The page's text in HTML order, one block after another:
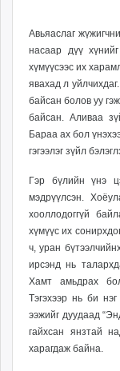
unuudur.mn
isee.mn
mglradio.com
fact.mn
itoim.mn
tumen.mn
shuum.mn
tvmongolia.mn
mass.mn
unegui.mn
assa.mn
toim.mn
paparazzi.mn
unread.today
Авьяаслаг
насаар дүү
хүмүүсээс их
явахад л
байсан болов уу
байсан. Аливаа
Бараа ах бол
гэгээлэг зүйл
Гэр бүлийн үнэ
мэдрүүлсэн.
хооллодоггүй
хүмүүс их
ч, уран
ирсэнд нь
Хамт амьдрах
Тэгэхээр нь би
ээжийг дуудаад
гайхсан янзтай
харагдаж байна.